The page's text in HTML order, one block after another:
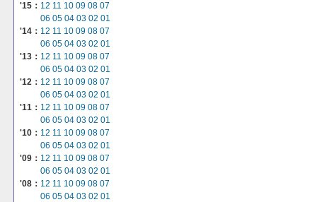
'15： 12 11 10 09 08 07
06 05 04 03 02 01
'14： 12 11 10 09 08 07
06 05 04 03 02 01
'13： 12 11 10 09 08 07
06 05 04 03 02 01
'12： 12 11 10 09 08 07
06 05 04 03 02 01
'11： 12 11 10 09 08 07
06 05 04 03 02 01
'10： 12 11 10 09 08 07
06 05 04 03 02 01
'09： 12 11 10 09 08 07
06 05 04 03 02 01
'08： 12 11 10 09 08 07
06 05 04 03 02 01